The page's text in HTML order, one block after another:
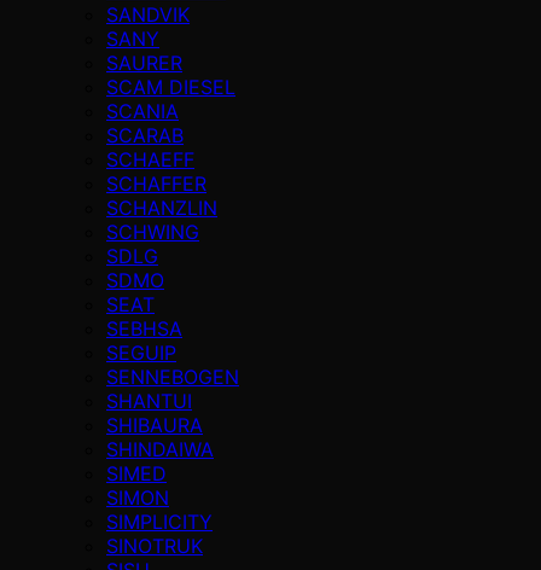
SANDVIK
SANY
SAURER
SCAM DIESEL
SCANIA
SCARAB
SCHAEFF
SCHAFFER
SCHANZLIN
SCHWING
SDLG
SDMO
SEAT
SEBHSA
SEGUIP
SENNEBOGEN
SHANTUI
SHIBAURA
SHINDAIWA
SIMED
SIMON
SIMPLICITY
SINOTRUK